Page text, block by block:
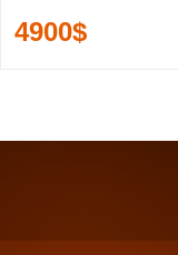
4900$